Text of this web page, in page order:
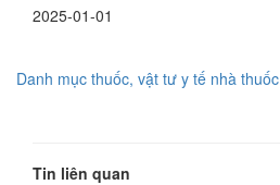
2025-01-01
Danh mục thuốc, vật tư y tế nhà thuốc
Tin liên quan